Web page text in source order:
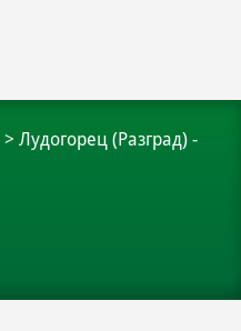
> Лудогорец (Разград) -